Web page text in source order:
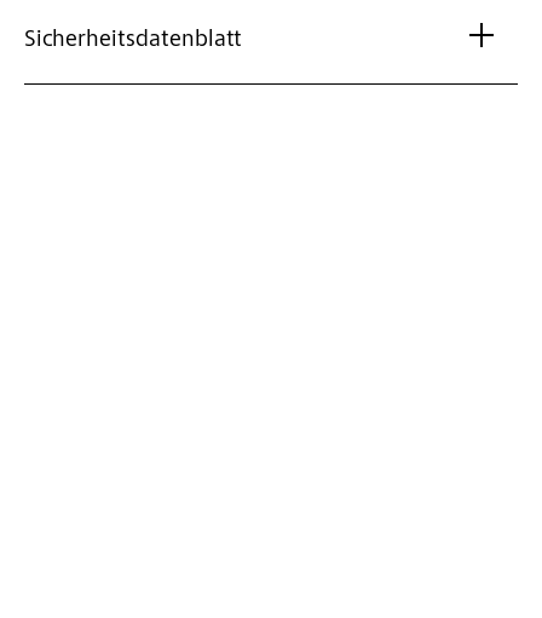
Sicherheitsdatenblatt